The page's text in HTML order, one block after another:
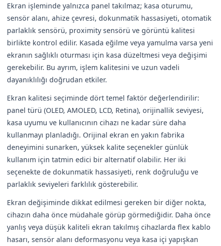
Ekran işleminde yalnızca panel takılmaz; kasa oturumu,
sensör alanı, ahize çevresi, dokunmatik hassasiyeti, otomatik
parlaklık sensörü, proximity sensörü ve görüntü kalitesi
birlikte kontrol edilir. Kasada eğilme veya yamulma varsa yeni
ekranın sağlıklı oturması için kasa düzeltmesi veya değişimi
gerekebilir. Bu ayrım, işlem kalitesini ve uzun vadeli
dayanıklılığı doğrudan etkiler.
Ekran kalitesi seçiminde dört temel faktör değerlendirilir:
panel türü (OLED, AMOLED, LCD, Retina), orijinallik seviyesi,
kasa uyumu ve kullanıcının cihazı ne kadar süre daha
kullanmayı planladığı. Orijinal ekran en yakın fabrika
deneyimini sunarken, yüksek kalite seçenekler günlük
kullanım için tatmin edici bir alternatif olabilir. Her iki
seçenekte de dokunmatik hassasiyeti, renk doğruluğu ve
parlaklık seviyeleri farklılık gösterebilir.
Ekran değişiminde dikkat edilmesi gereken bir diğer nokta,
cihazın daha önce müdahale görüp görmediğidir. Daha önce
yanlış veya düşük kaliteli ekran takılmış cihazlarda flex kablo
hasarı, sensör alanı deformasyonu veya kasa içi yapışkan